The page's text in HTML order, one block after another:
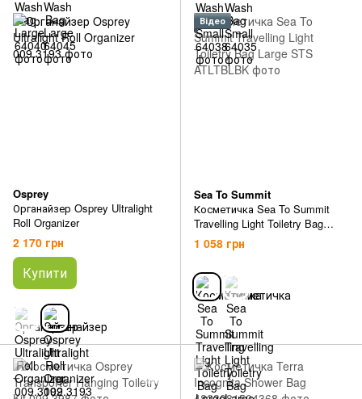
Osprey
Органайзер Osprey Ultralight
Roll Organizer
2 170 грн
Купити
Відео
Sea To Summit
Косметичка Sea To Summit
Travelling Light Toiletry Bag
Large
1 058 грн